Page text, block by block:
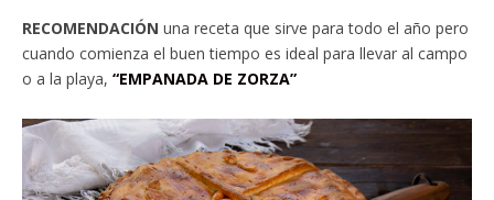
RECOMENDACIÓN una receta que sirve para todo el año pero
cuando comienza el buen tiempo es ideal para llevar al campo
o a la playa, “EMPANADA DE ZORZA”